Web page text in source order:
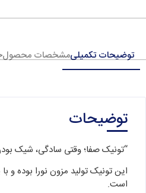
توضیحات تکمیلیمشخصات محصول
توضیحات
“تونیک صفا؛ وقتی سادگی، شیک
این تونیک تولید مزون نورا بوده و
است.